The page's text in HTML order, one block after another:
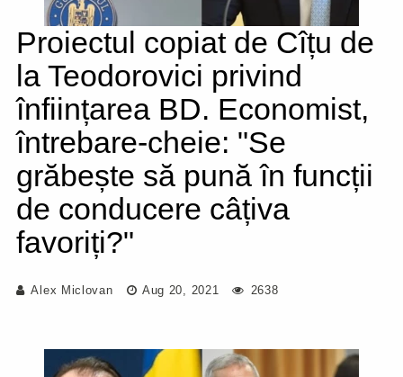
Proiectul copiat de Cîțu de
la Teodorovici privind
înființarea BD. Economist,
întrebare-cheie: "Se
grăbește să pună în funcții
de conducere câțiva
favoriți?"
Alex Miclovan Aug 20, 2021 2638